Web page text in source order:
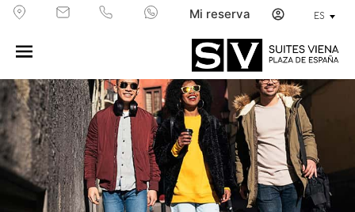
Mi reserva ES